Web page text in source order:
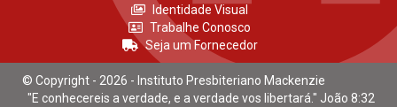
Identidade Visual
Trabalhe Conosco
Seja um Fornecedor
© Copyright - 2026 - Instituto Presbiteriano Mackenzie
"E conhecereis a verdade, e a verdade vos libertará." João 8:32